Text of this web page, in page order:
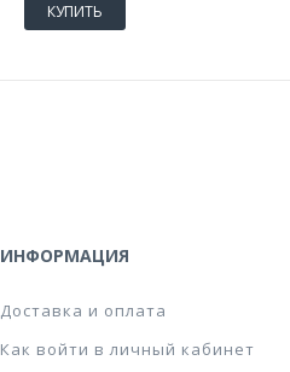
КУПИТЬ
ИНФОРМАЦИЯ
Доставка и оплата
Как войти в личный кабинет